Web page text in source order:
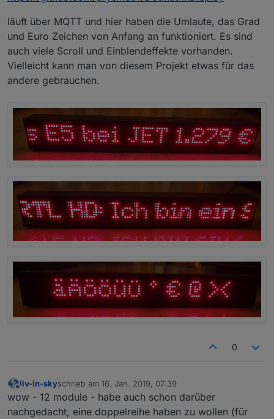
läuft über MQTT und hier haben die Umlaute, das Grad
und Euro Zeichen von Anfang an funktioniert. Es sind
auch viele Scroll und Einblendeffekte vorhanden.
Vielleicht kann man von diesem Projekt etwas für das
andere gebrauchen.
0
Offline
liv-in-skyschrieb am 16. Jan. 2019, 07:39
zuletzt editiert von
wow - 12 module - habe auch schon darüber
nachgedacht, eine doppelreihe haben zu wollen (für